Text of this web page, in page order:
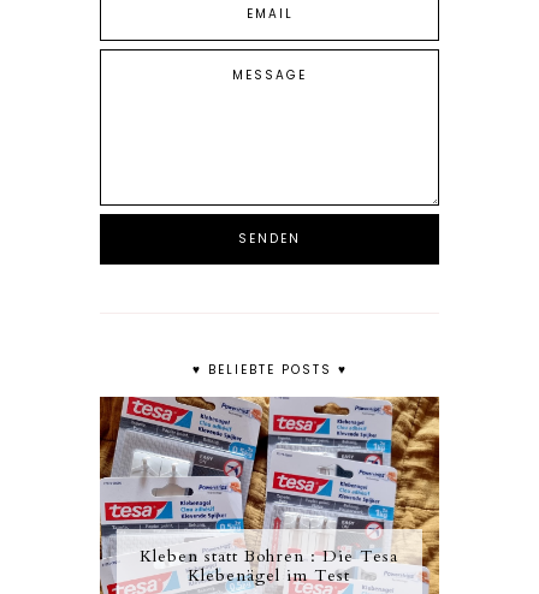
♥ BELIEBTE POSTS ♥
Kleben statt Bohren : Die Tesa
Klebenägel im Test